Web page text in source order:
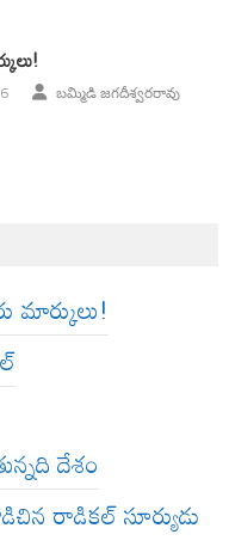
బమ్మిడి జగదీశ్వరరావు
దేశం
రాడికల్ సూర్యుడు